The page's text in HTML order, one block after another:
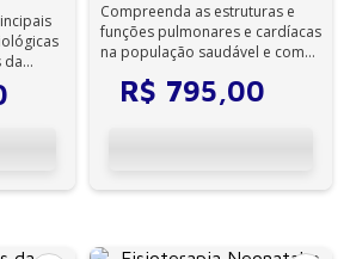
da
de
Compreenda as estruturas e
funções pulmonares e cardíacas
na população saudável e com
R$ 795,00